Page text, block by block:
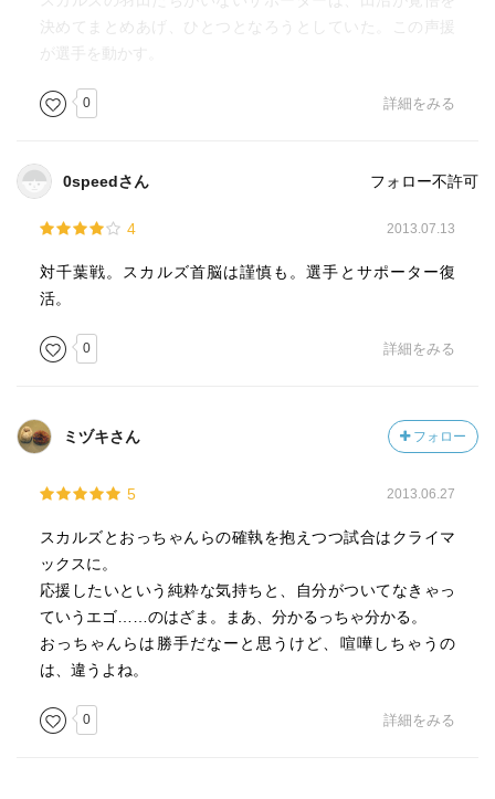
決めてまとめあげ、ひとつとなろうとしていた。この声援
が選手を動かす。
0 詳細をみる
0speedさん フォロー不許可
4 2013.07.13
対千葉戦。スカルズ首脳は謹慎も。選手とサポーター復
活。
0 詳細をみる
ミヅキさん フォロー
5 2013.06.27
スカルズとおっちゃんらの確執を抱えつつ試合はクライマ
ックスに。
応援したいという純粋な気持ちと、自分がついてなきゃっ
ていうエゴ……のはざま。まあ、分かるっちゃ分かる。
おっちゃんらは勝手だなーと思うけど、喧嘩しちゃうの
は、違うよね。
0 詳細をみる